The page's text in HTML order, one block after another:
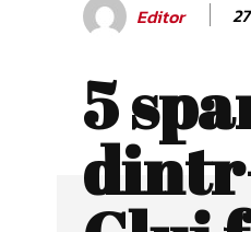
Editor
5